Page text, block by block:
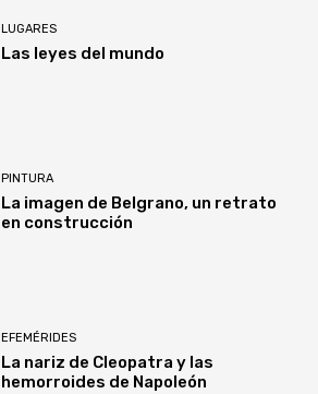
LUGARES
Las leyes del mundo
PINTURA
La imagen de Belgrano, un retrato
en construcción
EFEMÉRIDES
La nariz de Cleopatra y las
hemorroides de Napoleón